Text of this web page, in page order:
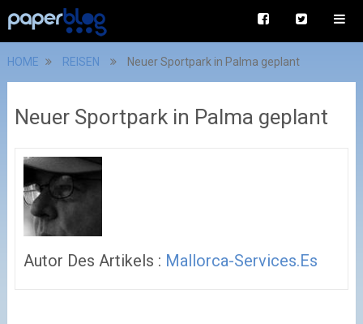
HOME REISEN Neuer Sportpark in Palma geplant
Neuer Sportpark in Palma geplant
Autor Des Artikels : Mallorca-Services.es